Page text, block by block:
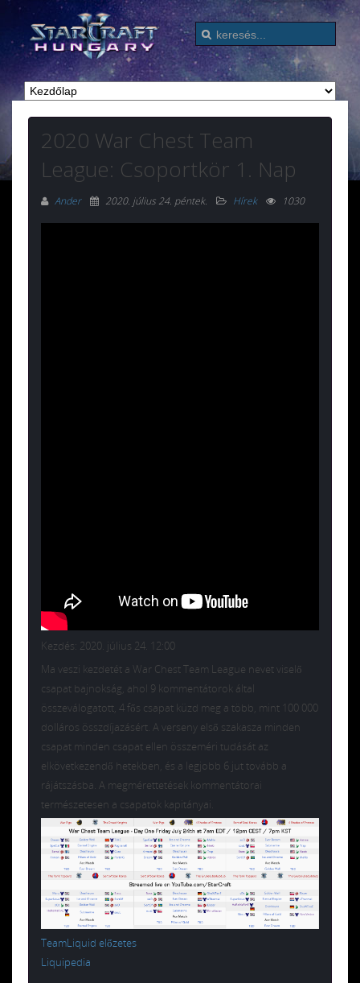
2020 War Chest Team
League: Csoportkör 1. Nap
Ander 2020. július 24. péntek. Hírek 1030
Kezdés: 2020. július 24. 12:00
Ma veszi kezdetét a War Chest Team League nevet viselő
csapat bajnokság, ahol 9 kommentátorok által
összeválogatott, 4 fős csapat küzd meg a több, mint 100 000
dolláros összdíjazásért. A verseny első szakasza minden
csapat minden csapat ellen összeméri tudását az
elkövetkezendő hetekben, és a legjobb 6 jut tovább a
rájátszásba. A megmérettetések kommentátorai
természetesen a csapatok kapitányai.
TeamLiquid előzetes
Liquipedia